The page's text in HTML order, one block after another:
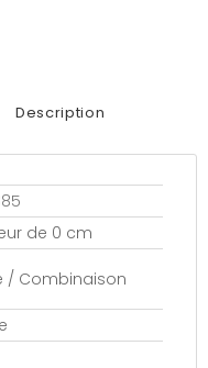
Description
de 0 cm
/ Combinaison